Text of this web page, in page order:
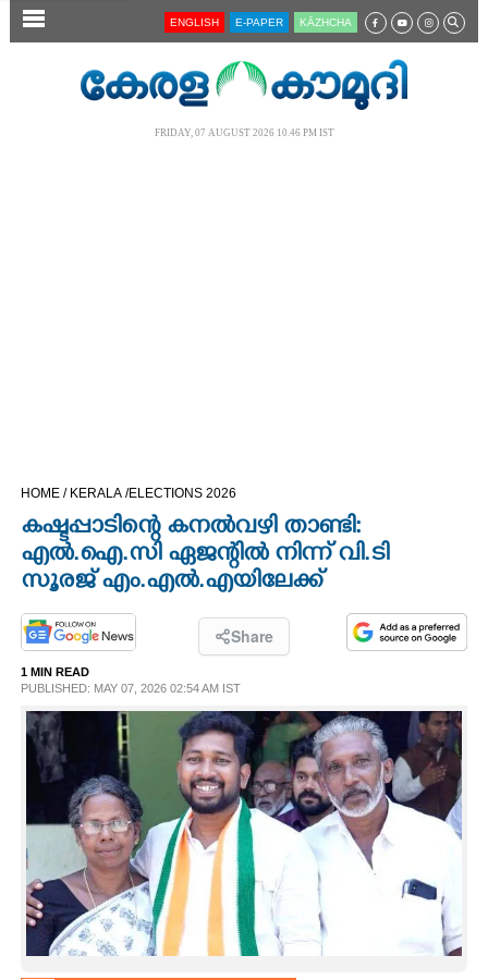
SECTIONS
OPINION
PHOTOS
LIFESTYLE
SPIRITUAL
INFO+
ART
ASTRO
ENGLISH E-PAPER KĀZHCHA
FRIDAY, 07 AUGUST 2026 10.46 PM IST
HOME / KERALA /ELECTIONS 2026
കഷ്ടപ്പാടിന്റെ കനൽവഴി താണ്ടി:
എൽ.ഐ.സി ഏജന്റിൽ നിന്ന് വി.ടി
സൂരജ് എം.എൽ.എയിലേക്ക്
Share
1 MIN READ
PUBLISHED: MAY 07, 2026 02:54 AM IST